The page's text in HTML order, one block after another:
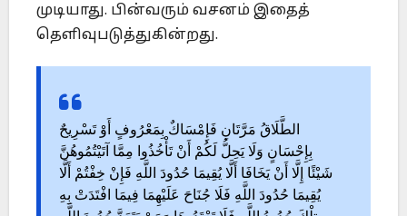
முடியாது. பின்வரும் வசனம் இதைத்
தெளிவுபடுத்துகின்றது.
الطَّلَاقُ مَرَّتَانِ فَإِمْسَاكٌ بِمَعْرُوفٍ أَوْ تَسْرِيحٌ
بِإِحْسَانٍ وَلَا يَحِلُّ لَكُمْ أَنْ تَأْخُذُوا مِمَّا آتَيْتُمُوهُنَّ
شَيْئًا إِلَّا أَنْ يَخَافَا أَلَّا يُقِيمَا حُدُودَ اللَّهِ فَإِنْ خِفْتُمْ أَلَّا
يُقِيمَا حُدُودَ اللَّهِ فَلَا جُنَاحَ عَلَيْهِمَا فِيمَا افْتَدَتْ بِهِ